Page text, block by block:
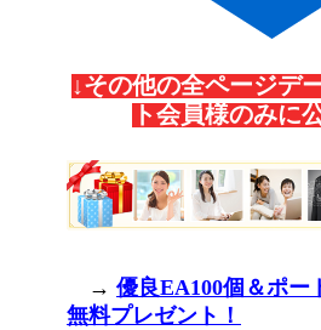
↓その他の全ページデ
ト会員様のみに
→ 優良EA100個＆ポー
無料プレゼント！